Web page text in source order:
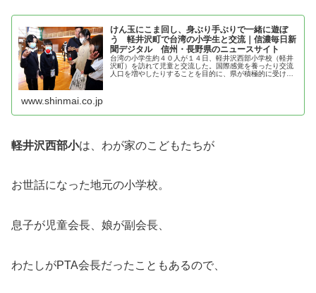
けん玉にこま回し、身ぶり手ぶりで一緒に遊ぼ
う 軽井沢町で台湾の小学生と交流｜信濃毎日新
聞デジタル 信州・長野県のニュースサイト
台湾の小学生約４０人が１４日、軽井沢西部小学校（軽井
沢町）を訪れて児童と交流した。国際感覚を養ったり交流
人口を増やしたりすることを目的に、県が積極的に受け入
www.shinmai.co.jp
軽井沢西部小は、わが家のこどもたちが
お世話になった地元の小学校。
息子が児童会長、娘が副会長、
わたしがPTA会長だったこともあるので、